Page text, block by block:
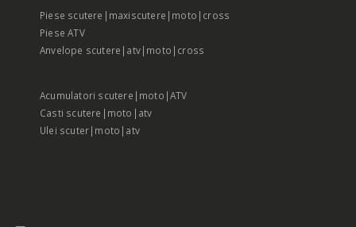
Piese scutere|maxiscutere|moto|cross
Piese ATV
Anvelope scutere|atv|moto|cross
Acumulatori scutere|moto|ATV
Casti scutere|moto|atv
Ulei scuter|moto|atv